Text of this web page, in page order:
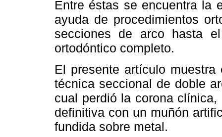
Entre éstas se encuentra la
ayuda de procedimientos
secciones de arco hasta
ortodóntico completo.
El presente artículo
técnica seccional de doble
cual perdió la corona
definitiva con un muñón
fundida sobre metal.